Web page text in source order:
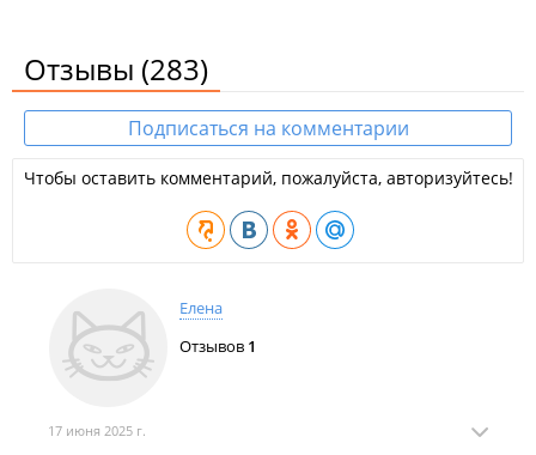
Отзывы (283)
Подписаться на комментарии
Чтобы оставить комментарий, пожалуйста, авторизуйтесь!
Елена
Отзывов 1
17 июня 2025 г.